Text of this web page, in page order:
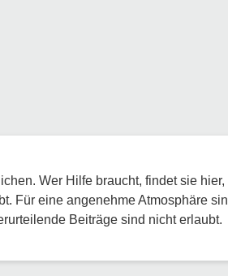
Wer Hilfe braucht, findet sie
Für eine angenehme Atmosphäre
Beiträge sind nicht erlaubt.